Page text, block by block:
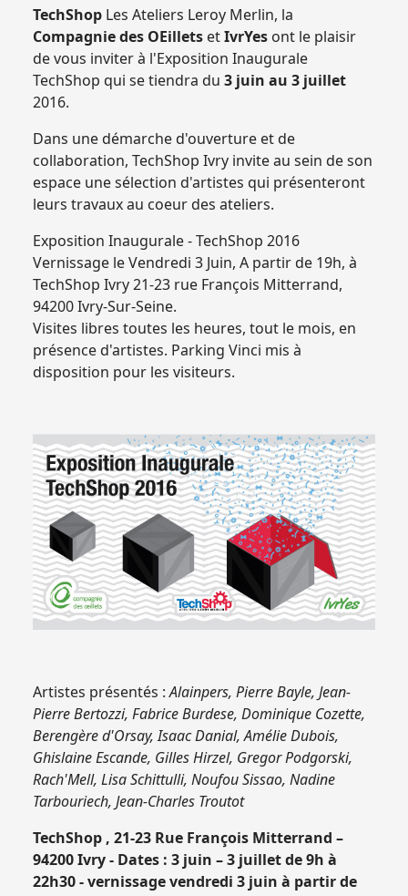
TechShop Les Ateliers Leroy Merlin, la
Compagnie des OEillets etIvrYes ont le plaisir
de vous inviter à l'Exposition Inaugurale
TechShop qui se tiendra du 3 juin au 3 juillet
2016.
Dans une démarche d'ouverture et de
collaboration, TechShop Ivry invite au sein de son
espace une sélection d'artistes qui présenteront
leurs travaux au coeur des ateliers.
Exposition Inaugurale - TechShop 2016
Vernissage le Vendredi 3 Juin, A partir de 19h, à
TechShop Ivry 21-23 rue François Mitterrand,
94200 Ivry-Sur-Seine.
Visites libres toutes les heures, tout le mois, en
présence d'artistes. Parking Vinci mis à
disposition pour les visiteurs.
Artistes présentés :Alainpers, Pierre Bayle, Jean-
Pierre Bertozzi, Fabrice Burdese, Dominique Cozette,
Berengère d'Orsay, Isaac Danial, Amélie Dubois,
Ghislaine Escande, Gilles Hirzel, Gregor Podgorski,
Rach'Mell, Lisa Schittulli, Noufou Sissao, Nadine
Tarbouriech, Jean-Charles Troutot
TechShop , 21-23 Rue François Mitterrand –
94200 Ivry - Dates : 3 juin – 3 juillet de 9h à
22h30 - vernissage vendredi 3 juin à partir de